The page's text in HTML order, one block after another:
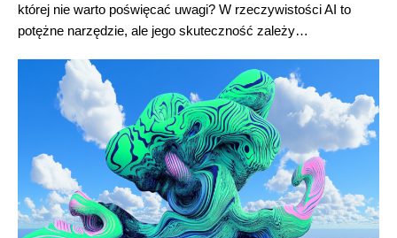
której nie warto poświęcać uwagi? W rzeczywistości AI to
potężne narzędzie, ale jego skuteczność zależy…